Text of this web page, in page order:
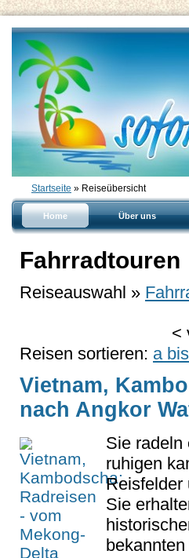
Startseite » Reiseübersicht
Home Über uns
Fahrradtouren
Reiseauswahl »
<
Reisen sortieren: a
Vietnam,
nach Angkor
Sie radeln
ruhigen
Reisfelder
Sie